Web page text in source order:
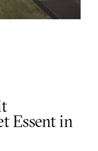
Essent in